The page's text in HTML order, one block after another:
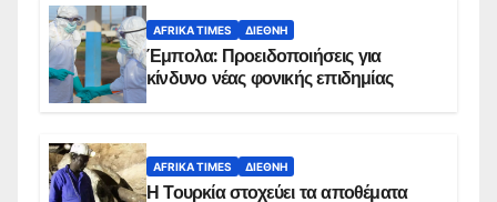
AFRIKA TIMES ΔΙΕΘΝΉ
Έμπολα: Προειδοποιήσεις για
κίνδυνο νέας φονικής επιδημίας
AFRIKA TIMES ΔΙΕΘΝΉ
Η Τουρκία στοχεύει τα αποθέματα